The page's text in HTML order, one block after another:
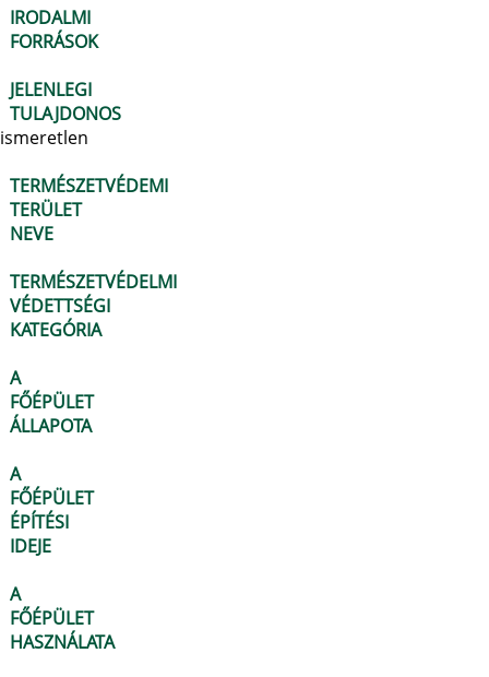
IRODALMI
FORRÁSOK
JELENLEGI
TULAJDONOS
ismeretlen
TERMÉSZETVÉDEMI
TERÜLET
NEVE
TERMÉSZETVÉDELMI
VÉDETTSÉGI
KATEGÓRIA
A
FŐÉPÜLET
ÁLLAPOTA
A
FŐÉPÜLET
ÉPÍTÉSI
IDEJE
A
FŐÉPÜLET
HASZNÁLATA